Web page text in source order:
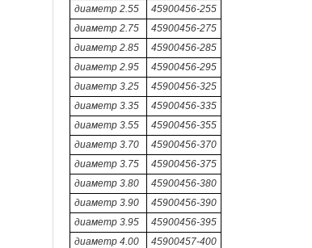
диаметр 2.55
45900456-255
диаметр 2.75
45900456-275
диаметр 2.85
45900456-285
диаметр 2.95
45900456-295
диаметр 3.25
45900456-325
диаметр 3.35
45900456-335
диаметр 3.55
45900456-355
диаметр 3.70
45900456-370
диаметр 3.75
45900456-375
диаметр 3.80
45900456-380
диаметр 3.90
45900456-390
диаметр 3.95
45900456-395
диаметр 4.00
45900457-400